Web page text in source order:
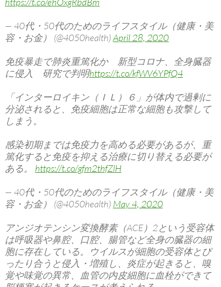
— 40代・50代のためのライフスタイル（健康・美
容・お金） (@4050health)April 28, 2020
免疫暴走で肺炎重篤化か 新型コロナ、全身臓器
に侵入 研究で判明https://t.co/kfWV6YPfQ4
「インターロイキン（ＩＬ）６」が体内で過剰に
分泌されると、免疫細胞は正常な細胞も攻撃して
しまう。
感染初期までは免疫力を高める必要があるが、重
篤化すると免疫を抑える治療に切り替える必要が
ある。 https://t.co/gfm2thfZlH
— 40代・50代のためのライフスタイル（健康・美
容・お金） (@4050health) May 4, 2020
アンジオテンシン変換酵素（ACE）2という受容体
は呼吸器や鼻腔、口腔、腸管など全身の臓器の細
胞に存在している。ウイルスが細胞の受容体とぴ
ったり合うと侵入・増殖し、炎症が起きると、嗅
覚や味覚の異常、血管の内皮細胞に血栓ができて